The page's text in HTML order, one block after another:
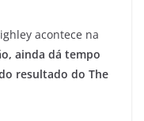
acontece na
ainda dá tempo
resultado do The